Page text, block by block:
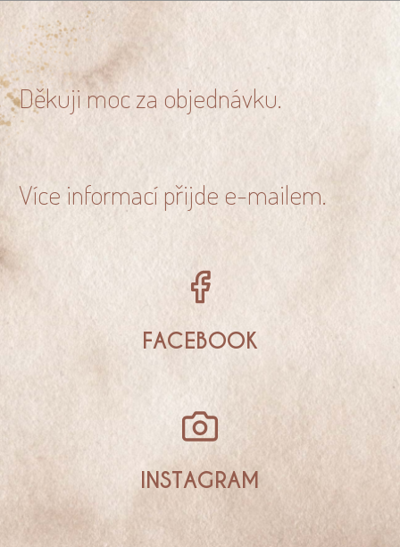
Děkuji moc za objednávku.
Více informací přijde e-mailem.
FACEBOOK
INSTAGRAM